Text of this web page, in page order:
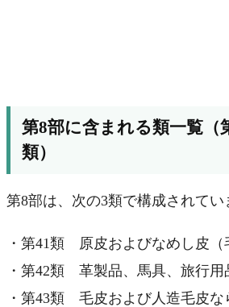
第8部に含まれる類一覧（
類）
第8部は、次の3類で構成されてい
・第41類 原皮およびなめし皮（
・第42類 革製品、馬具、旅行用
・第43類 毛皮および人造毛皮な